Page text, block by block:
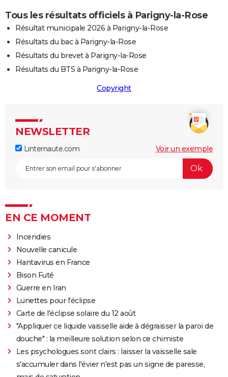
Tous les résultats officiels à Parigny-la-Rose
Résultat municipale 2026 à Parigny-la-Rose
Résultats du bac à Parigny-la-Rose
Résultats du brevet à Parigny-la-Rose
Résultats du BTS à Parigny-la-Rose
Copyright
NEWSLETTER
Linternaute.com Voir un exemple
EN CE MOMENT
Incendies
Nouvelle canicule
Hantavirus en France
Bison Futé
Guerre en Iran
Lunettes pour l'éclipse
Carte de l'éclipse solaire du 12 août
"Appliquer ce liquide vaisselle aide à dégraisser la paroi de
douche" : la meilleure solution selon ce chimiste
Les psychologues sont clairs : laisser la vaisselle sale
s'accumuler dans l'évier n'est pas un signe de paresse,